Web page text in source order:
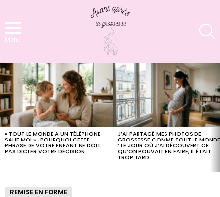
Menu
LATEST
STORIES
« TOUT LE MONDE A UN TÉLÉPHONE
SAUF MOI » : POURQUOI CETTE
PHRASE DE VOTRE ENFANT NE DOIT
PAS DICTER VOTRE DÉCISION
J’AI PARTAGÉ MES PHOTOS DE
GROSSESSE COMME TOUT LE MONDE
: LE JOUR OÙ J’AI DÉCOUVERT CE
QU’ON POUVAIT EN FAIRE, IL ÉTAIT
TROP TARD
REMISE EN FORME